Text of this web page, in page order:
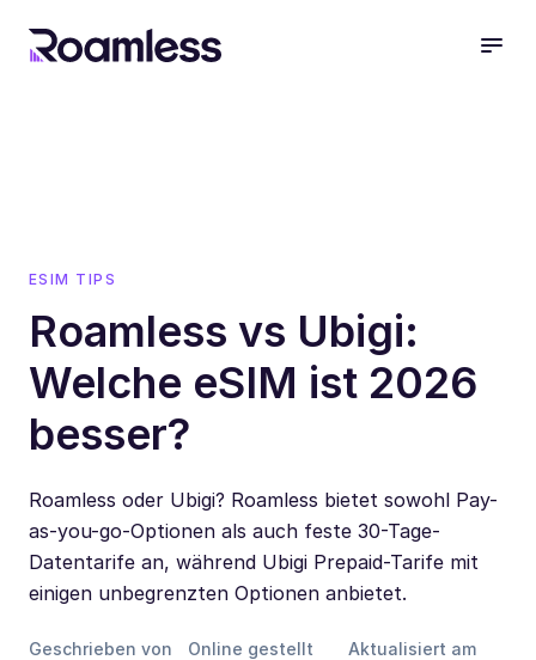
ESIM TIPS
Roamless vs Ubigi:
Welche eSIM ist 2026
besser?
Roamless oder Ubigi? Roamless bietet sowohl Pay-
as-you-go-Optionen als auch feste 30-Tage-
Datentarife an, während Ubigi Prepaid-Tarife mit
einigen unbegrenzten Optionen anbietet.
Geschrieben von
Online gestellt
Aktualisiert am